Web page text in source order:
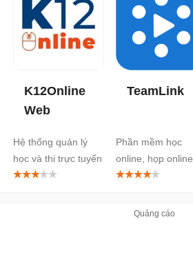
K12Online
Web
Hệ thống quản lý
học và thi trực tuyến
TeamLink
Phần mềm học
online, họp online
miễn phí